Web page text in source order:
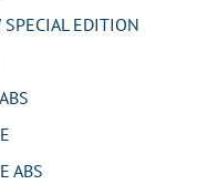
EDITION
ABS